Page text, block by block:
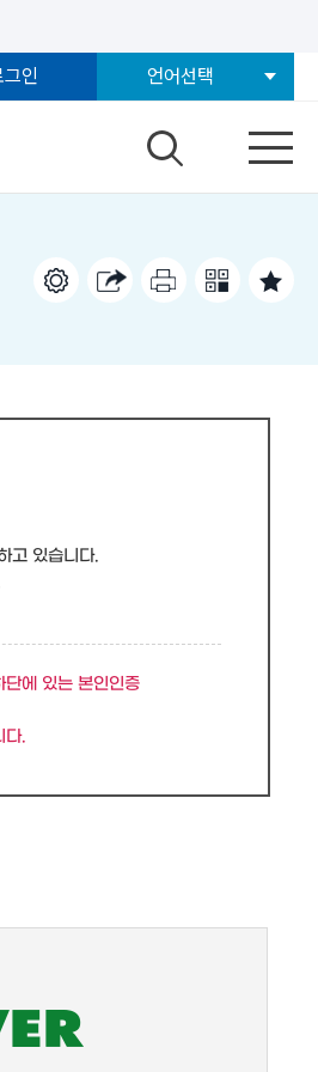
그인 언어선택
고 있습니다.
단에 있는 본인인증
다.